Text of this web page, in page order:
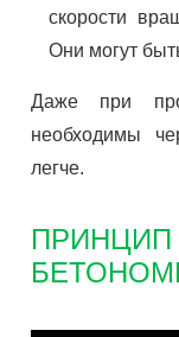
скорости
Они могут
Даже при
необходимы
легче.